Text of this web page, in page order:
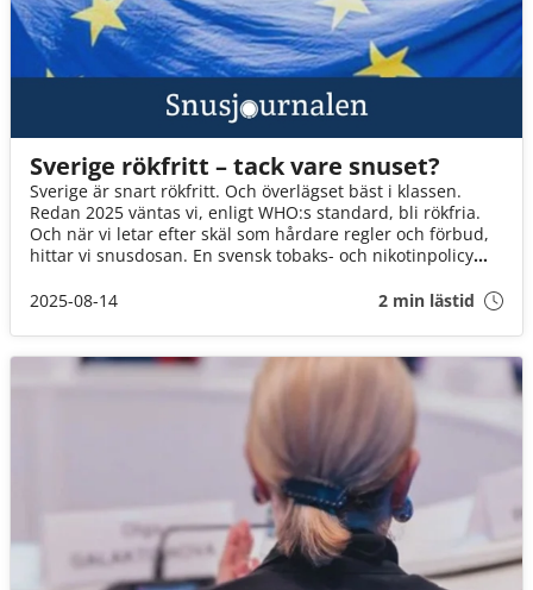
Sverige rökfritt – tack vare snuset?
Sverige är snart rökfritt. Och överlägset bäst i klassen.
Redan 2025 väntas vi, enligt WHO:s standard, bli rökfria.
Och när vi letar efter skäl som hårdare regler och förbud,
hittar vi snusdosan. En svensk tobaks- och nikotinpolicy
rapporten "Fighting Smoking with Alternative Nicotine
2025-08-14 2 min lästid